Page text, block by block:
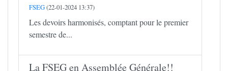
FSEG(22-01-2024 13:37)
Les devoirs harmonisés, comptant pour le premier
semestre de...
La FSEG en Assemblée Générale!!